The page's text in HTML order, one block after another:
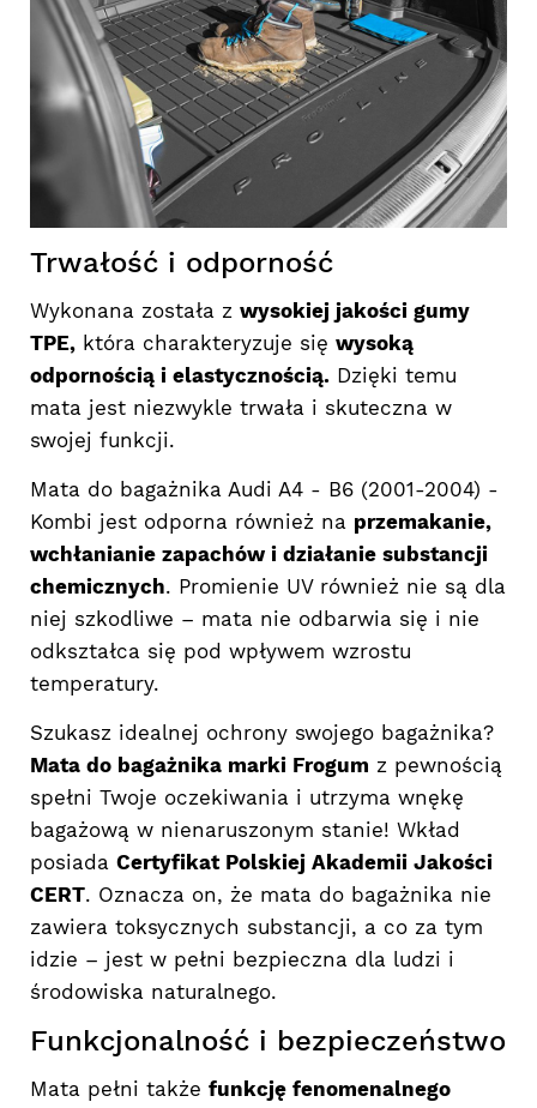
Trwałość i odporność
Wykonana została z wysokiej jakości gumy
TPE, która charakteryzuje się wysoką
odpornością i elastycznością. Dzięki temu
mata jest niezwykle trwała i skuteczna w
swojej funkcji.
Mata do bagażnika Audi A4 - B6 (2001-2004) -
Kombi jest odporna również na przemakanie,
wchłanianie zapachów i działanie substancji
chemicznych. Promienie UV również nie są dla
niej szkodliwe – mata nie odbarwia się i nie
odkształca się pod wpływem wzrostu
temperatury.
Szukasz idealnej ochrony swojego bagażnika?
Mata do bagażnika marki Frogum z pewnością
spełni Twoje oczekiwania i utrzyma wnękę
bagażową w nienaruszonym stanie! Wkład
posiada Certyfikat Polskiej Akademii Jakości
CERT. Oznacza on, że mata do bagażnika nie
zawiera toksycznych substancji, a co za tym
idzie – jest w pełni bezpieczna dla ludzi i
środowiska naturalnego.
Funkcjonalność i bezpieczeństwo
Mata pełni także funkcję fenomenalnego